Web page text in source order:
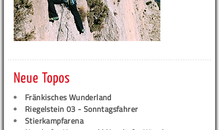
Neue Topos
Fränkisches Wunderland
Riegelstein 03 - Sonntagsfahrer
Stierkampfarena